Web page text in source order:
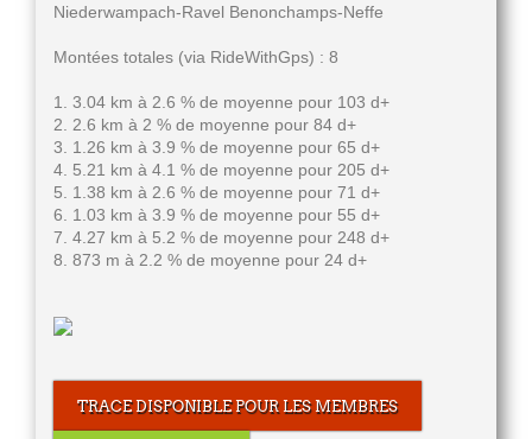
Niederwampach-Ravel Benonchamps-Neffe
Montées totales (via RideWithGps) : 8
1. 3.04 km à 2.6 % de moyenne pour 103 d+
2. 2.6 km à 2 % de moyenne pour 84 d+
3. 1.26 km à 3.9 % de moyenne pour 65 d+
4. 5.21 km à 4.1 % de moyenne pour 205 d+
5. 1.38 km à 2.6 % de moyenne pour 71 d+
6. 1.03 km à 3.9 % de moyenne pour 55 d+
7. 4.27 km à 5.2 % de moyenne pour 248 d+
8. 873 m à 2.2 % de moyenne pour 24 d+
TRACE DISPONIBLE POUR LES MEMBRES